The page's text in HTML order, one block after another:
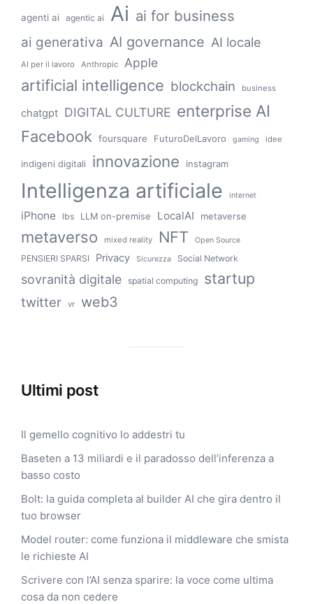
agenti ai agentic ai Ai ai for business
ai generativa AI governance AI locale
AI per il lavoro Anthropic Apple
artificial intelligence blockchain business
chatgpt DIGITAL CULTURE enterprise AI
Facebook foursquare FuturoDelLavoro gaming idee
indigeni digitali innovazione instagram
Intelligenza artificiale internet
iPhone lbs LLM on-premise LocalAI metaverse
metaverso mixed reality NFT Open Source
PENSIERI SPARSI Privacy Sicurezza Social Network
sovranità digitale spatial computing startup
twitter vr web3
Ultimi post
Il gemello cognitivo lo addestri tu
Baseten a 13 miliardi e il paradosso dell’inferenza a
basso costo
Bolt: la guida completa al builder AI che gira dentro il
tuo browser
Model router: come funziona il middleware che smista
le richieste AI
Scrivere con l’AI senza sparire: la voce come ultima
cosa da non cedere